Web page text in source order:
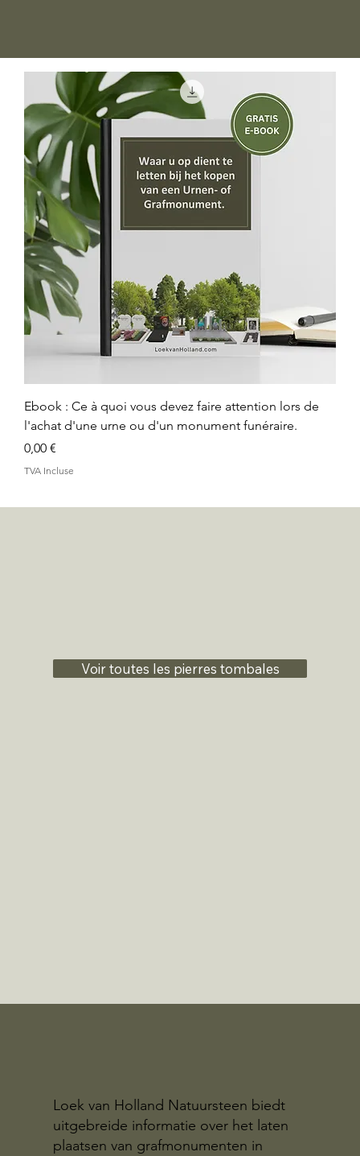
Ebook : Ce à quoi vous devez faire attention lors de
l'achat d'une urne ou d'un monument funéraire.
Prix
0,00 €
TVA Incluse
Voir toutes les pierres tombales
Loek van Holland Natuursteen biedt
uitgebreide informatie over het laten
plaatsen van grafmonumenten in